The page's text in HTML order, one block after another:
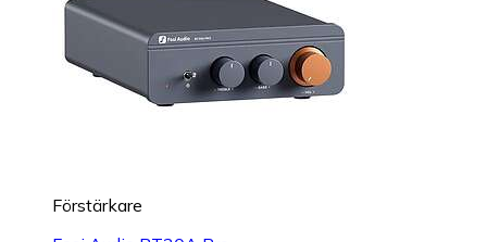
Förstärkare